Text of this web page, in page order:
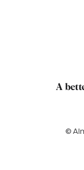
A
©